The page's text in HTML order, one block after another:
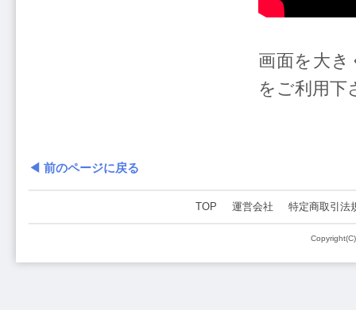
画面を大き
をご利用下
◀ 前のページに戻る